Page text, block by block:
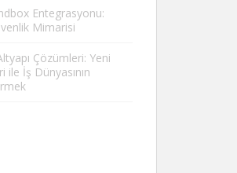
Entegrasyonu:
Mimarisi
Çözümleri: Yeni
İş Dünyasının